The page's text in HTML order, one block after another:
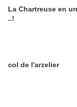
La Chartreuse en
..!
col de l'arzelier